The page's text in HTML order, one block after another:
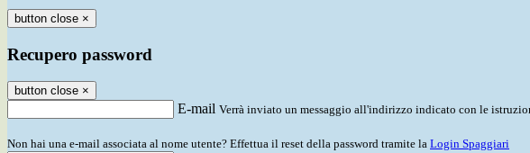
button close ×
Recupero password
button close ×
E-mail Verrà inviato un messaggio all'indirizzo indicato con le
Non hai una e-mail associata al nome utente? Effettua il reset della password tramite la Login Spaggiari